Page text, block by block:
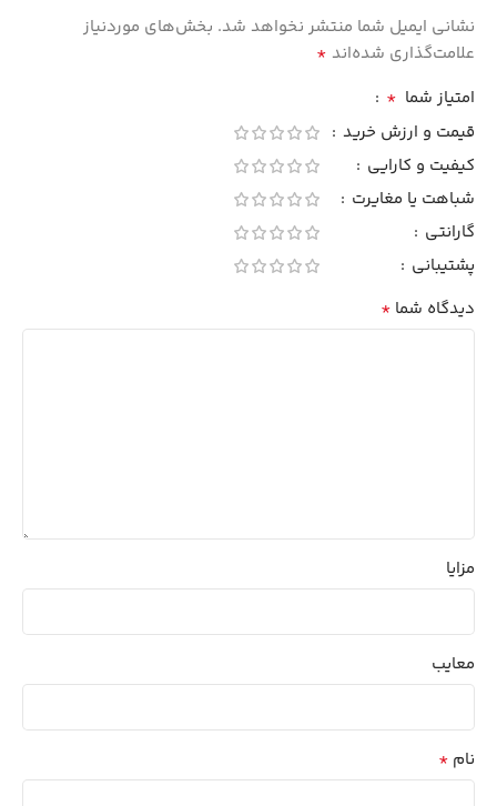
نشانی ایمیل شما منتشر نخواهد شد. بخش‌های موردنیاز
علامت‌گذاری شده‌اند *
امتیاز شما *
قیمت و ارزش خرید
کیفیت و کارایی
شباهت یا مغایرت
گارانتی
پشتیبانی
دیدگاه شما *
مزایا
معایب
نام *